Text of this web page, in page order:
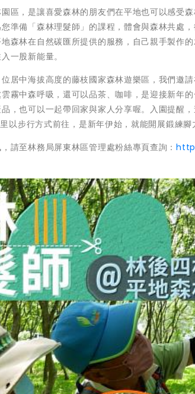
區，是讓喜愛森林的朋友們在平地也可以感受
準備「森林理髮師」的課程，體會與森林共處
森林在自然碳匯所提供的服務，自己親手製作
一股新能量。
居中海拔高度的藤枝國家森林遊樂區，我們邀
霧中森呼吸，還可以品茶、咖啡，是迎接新年
，也可以一起帶回家與家人分享喔。入園提醒
以步行方式前往，是新年伊始，就能開展鍛練腳
請至林務局屏東林區管理處粉絲專頁查詢：